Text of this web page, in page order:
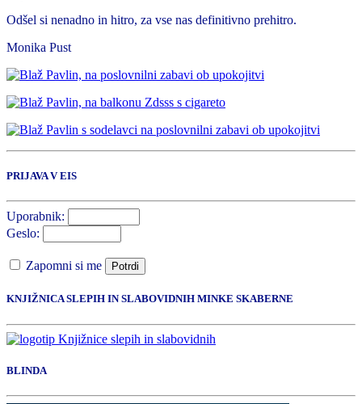
Odšel si nenadno in hitro, za vse nas definitivno prehitro.
Monika Pust
PRIJAVA V EIS
Uporabnik:
Geslo:
Zapomni si me Potrdi
KNJIŽNICA SLEPIH IN SLABOVIDNIH MINKE SKABERNE
BLINDA